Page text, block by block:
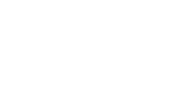
de la subvención recibida de los Fondos
335.470 € para acometer las obras del
así un edificio más financieramente
de Fuente Palmera.